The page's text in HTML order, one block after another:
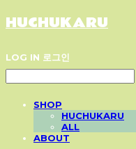
HUCHUKARU
LOG IN 로그인
SHOP
HUCHUKARU
ALL
ABOUT